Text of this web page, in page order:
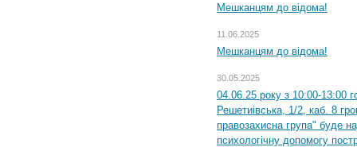
Мешканцям до відома!
11.06.2025
Мешканцям до відома!
30.05.2025
04.06.25 року з 10:00-13:00
Решетиівська, 1/2, каб. 8
правозахисна група" буде
психологічну допомогу